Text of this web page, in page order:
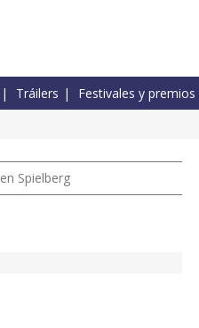
Tráilers Festivales y premios
Spielberg